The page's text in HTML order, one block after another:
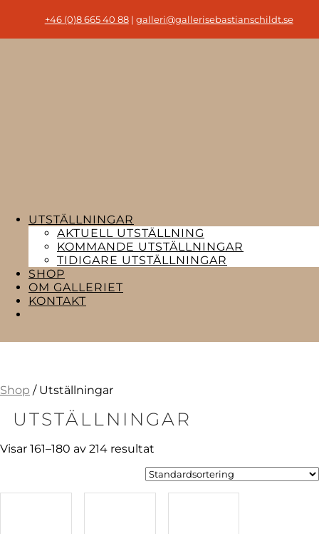
+46 (0)8 665 40 88| galleri@gallerisebastianschildt.se
UTSTÄLLNINGAR
AKTUELL UTSTÄLLNING
KOMMANDE UTSTÄLLNINGAR
TIDIGARE UTSTÄLLNINGAR
SHOP
OM GALLERIET
KONTAKT
Shop / Utställningar
UTSTÄLLNINGAR
Visar 161–180 av 214 resultat